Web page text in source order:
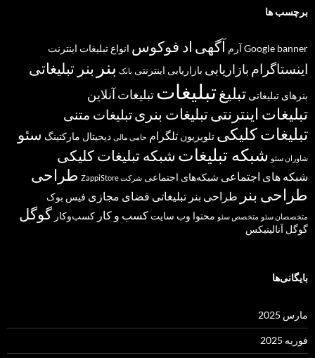
برچسب ها
banner
Googleآرم آگهی اد فوکوس انواع تبلیغات اینترنت
اینستاگرام بازاریابی بازاریابی اینترنتی بانک بنر بنر تبلیغاتی
بنرهای تبلیغاتی تبلیغتبلیغاتتبلیغات آنلاین
تبلیغات اینترنتیتبلیغات بنریتبلیغات متنی
تبلیغات کلیکی تلویزیون تلگرام حامی مالی دیجیتال مارکتینگ سئو
شاوران سئو شبکه تبلیغات شبکه تبلیغات کلیکی
شبکه های اجتماعی شبکه‌های اجتماعی شرکت ZappiStore
طراحی
طراحی بنر طراحی بنر تبلیغاتی فضای مجازی فیس بوک
متخصصان سئو متخصص سئو محتوا وب سایت کسب و کار کسب‌وکار گوگل
گوگل آنالیتیکس
بایگانی‌ها
مارس 2025
فوریه 2025